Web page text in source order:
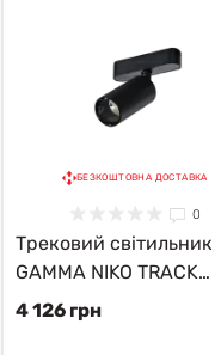
БЕЗКОШТОВНА ДОСТАВКА
0
Трековий світильник
GAMMA NIKO TRACK
MAGNETIC AZ5288
4 126 грн